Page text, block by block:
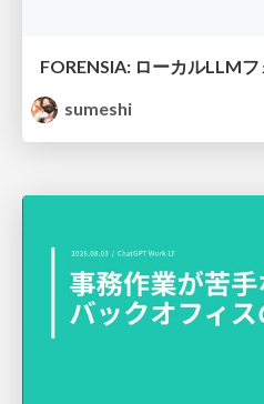
FORENSIA: ローカルLLM
sumeshi